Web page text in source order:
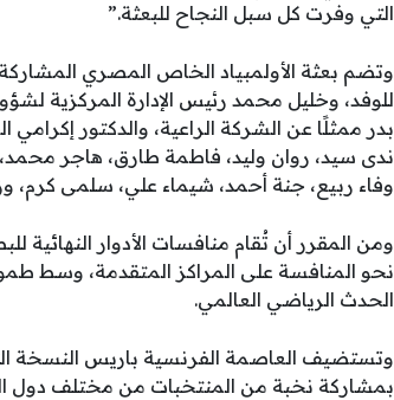
التي وفرت كل سبل النجاح للبعثة.”
وتضم بعثة الأولمبياد الخاص المصري
للوفد، وخليل محمد رئيس الإدارة المركزية
بدر ممثلًا عن الشركة الراعية، والدكتور
ندى سيد، روان وليد، فاطمة طارق، هاجر
وفاء ربيع، جنة أحمد، شيماء علي، سلمى كرم،
ومن المقرر أن تُقام منافسات الأدوار
نحو المنافسة على المراكز المتقدمة، وسط
الحدث الرياضي العالمي.
وتستضيف العاصمة الفرنسية باريس النسخة
بمشاركة نخبة من المنتخبات من مختلف دول